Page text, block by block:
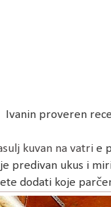
Ivanin proveren
kuvan na vatri e
predivan ukus i
dodati koje